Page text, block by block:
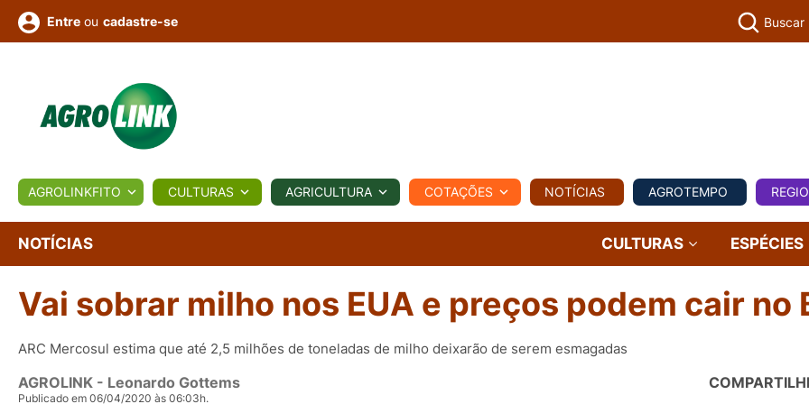
BIOLÓGICOS COTAÇÕES NOTÍCIAS AGROTEMPO REGIONAL COMERCIAL AGROVIAGENS
Conversor Colunistas Eventos
Vídeos
Entre ou cadastre-se Buscar
AGROLINKFITO CULTURAS AGRICULTURA COTAÇÕES NOTÍCIAS AGROTEMPO
NOTÍCIAS CULTURAS ESPÉCIES
Vai sobrar milho nos EUA e preços podem cair no
ARC Mercosul estima que até 2,5 milhões de toneladas de milho deixarão de serem esmagadas
AGROLINK - Leonardo Gottems
Publicado em 06/04/2020 às 06:03h.